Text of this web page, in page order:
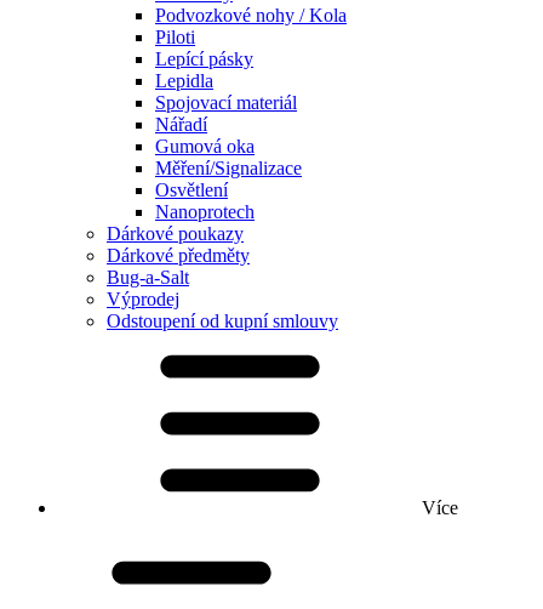
Podvozkové nohy / Kola
Piloti
Lepící pásky
Lepidla
Spojovací materiál
Nářadí
Gumová oka
Měření/Signalizace
Osvětlení
Nanoprotech
Dárkové poukazy
Dárkové předměty
Bug-a-Salt
Výprodej
Odstoupení od kupní smlouvy
Více